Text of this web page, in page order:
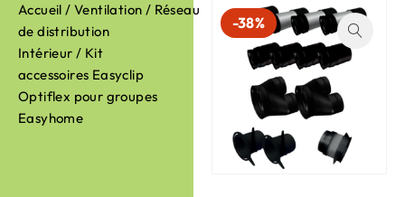
Accueil /Ventilation / Réseau
de distribution
Intérieur / Kit
accessoires Easyclip
Optiflex pour groupes
Easyhome
-38%